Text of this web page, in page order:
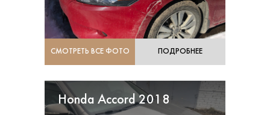
СМОТРЕТЬ ВСЕ ФОТО ПОДРОБНЕЕ
Honda Accord 2018